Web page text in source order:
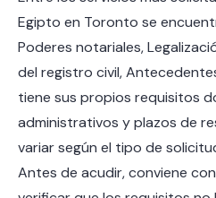
Egipto en Toronto se
Poderes notariales,
del registro civil,
tiene sus propios requisitos
administrativos y plazos de
variar según el tipo de
Antes de acudir, conviene